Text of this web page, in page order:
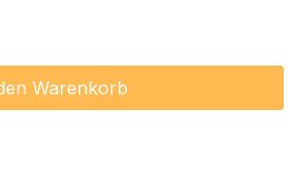
Wert ein oder
Warenkorb